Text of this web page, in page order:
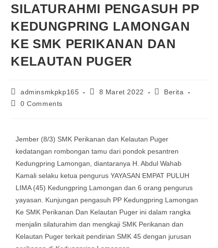
SILATURAHMI PENGASUH PP
KEDUNGPRING LAMONGAN
KE SMK PERIKANAN DAN
KELAUTAN PUGER
adminsmkpkp165 8 Maret 2022
Berita
0 Comments
Jember (8/3) SMK Perikanan dan Kelautan Puger
kedatangan rombongan tamu dari pondok pesantren
Kedungpring Lamongan, diantaranya H. Abdul Wahab
Kamali selaku ketua pengurus YAYASAN EMPAT PULUH
LIMA (45) Kedungpring Lamongan dan 6 orang pengurus
yayasan. Kunjungan pengasuh PP Kedungpring Lamongan
Ke SMK Perikanan Dan Kelautan Puger ini dalam rangka
menjalin silaturahim dan mengkaji SMK Perikanan dan
Kelautan Puger terkait pendirian SMK 45 dengan jurusan